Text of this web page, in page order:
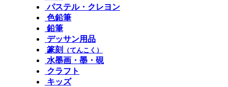
パステル・クレヨン
色鉛筆
鉛筆
デッサン用品
篆刻
（てんこく）
水墨画・墨・硯
クラフト
キッズ